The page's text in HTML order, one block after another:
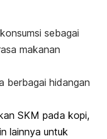
sebagai
makanan
berbagai hidangan
SKM pada kopi,
lainnya untuk